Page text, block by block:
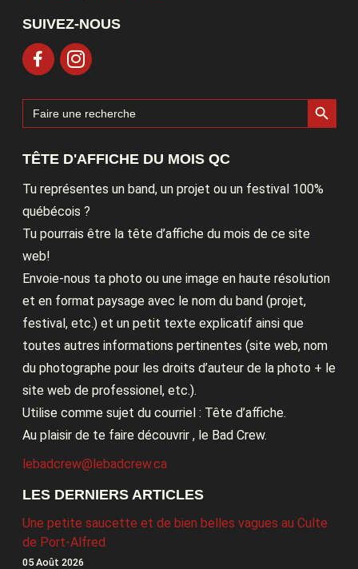
SUIVEZ-NOUS
Search
for:
Search Button
TÊTE D'AFFICHE DU MOIS QC
Tu représentes un band, un projet ou un festival 100%
québécois ?
Tu pourrais être la tête d’affiche du mois de ce site
web!
Envoie-nous ta photo ou une image en haute résolution
et en format paysage avec le nom du band (projet,
festival, etc.) et un petit texte explicatif ainsi que
toutes autres informations pertinentes (site web, nom
du photographe pour les droits d’auteur de la photo + le
site web de professionel, etc.).
Utilise comme sujet du courriel : Tête d’affiche.
Au plaisir de te faire découvrir , le Bad Crew.
lebadcrew@lebadcrew.ca
LES DERNIERS ARTICLES
Une petite saucette et de bien belles vagues au Culte
de Port-Alfred
05 Août 2026